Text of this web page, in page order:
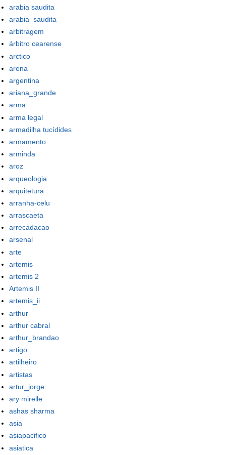
arabia saudita
arabia_saudita
arbitragem
árbitro cearense
arctico
arena
argentina
ariana_grande
arma
arma legal
armadilha tucídides
armamento
arminda
aroz
arqueologia
arquitetura
arranha-celu
arrascaeta
arrecadacao
arsenal
arte
artemis
artemis 2
Artemis II
artemis_ii
arthur
arthur cabral
arthur_brandao
artigo
artilheiro
artistas
artur_jorge
ary mirelle
ashas sharma
asia
asiapacifico
asiatica